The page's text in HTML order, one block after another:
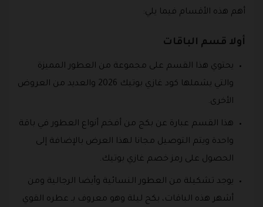
أهم هذه الأقسام فيما يلي:
أولا قسم الباقات
يحتوي هذا القسم على مجموعة من العطور المميزة
والتي يشملها كود غازي بوتيك 2026 والعديد من العروض
الأخرى.
هذا القسم عبارة عن بكج من أفخم أنواع العطور في باقة
واحدة ويتم التوصيل مجانا لهذا العرض بالإضافة إلى
الحصول على رمز خصم غازي بوتيك.
يوجد تشكيلة من العطور النسائية وأيضا الرجالية ومن
أشهر هذه الباقات، بكج ليلة وهو معروف بـ عطره القوي